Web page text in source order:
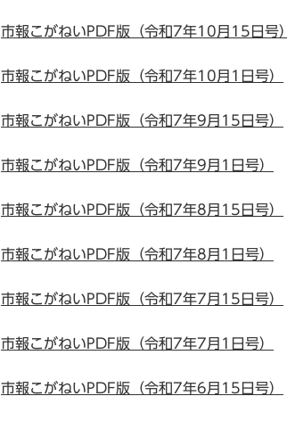
市報こがねいPDF版（令和7年10月15日号）
市報こがねいPDF版（令和7年10月1日号）
市報こがねいPDF版（令和7年9月15日号）
市報こがねいPDF版（令和7年9月1日号）
市報こがねいPDF版（令和7年8月15日号）
市報こがねいPDF版（令和7年8月1日号）
市報こがねいPDF版（令和7年7月15日号）
市報こがねいPDF版（令和7年7月1日号）
市報こがねいPDF版（令和7年6月15日号）